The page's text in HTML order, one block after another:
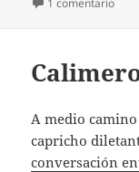
1 comentario
A medio
capricho
conversación